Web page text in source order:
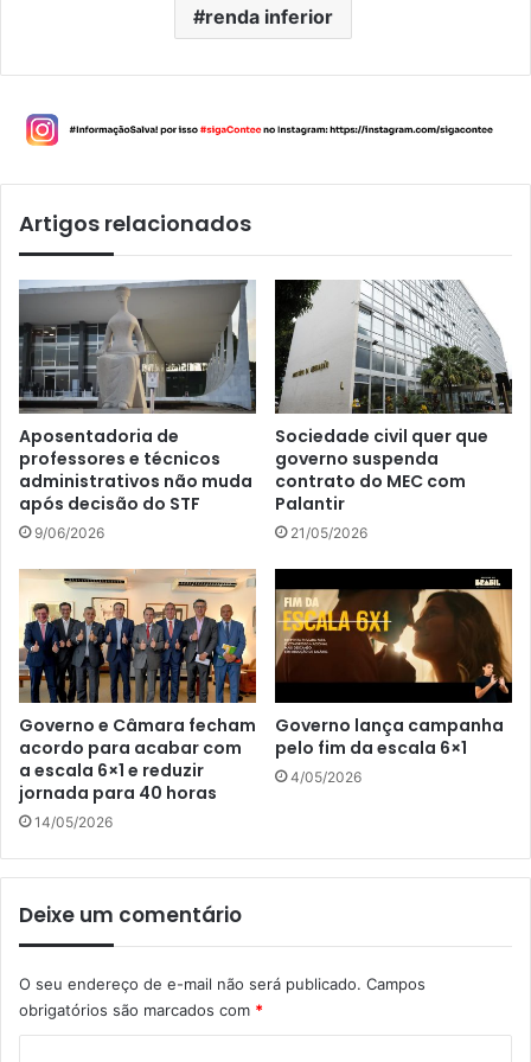
renda inferior
Artigos relacionados
Aposentadoria de
professores e técnicos
administrativos não muda
após decisão do STF
9/06/2026
Sociedade civil quer que
governo suspenda
contrato do MEC com
Palantir
21/05/2026
Governo e Câmara fecham
acordo para acabar com
a escala 6×1 e reduzir
jornada para 40 horas
14/05/2026
Governo lança campanha
pelo fim da escala 6×1
4/05/2026
Deixe um comentário
O seu endereço de e-mail não será publicado. Campos
obrigatórios são marcados com *